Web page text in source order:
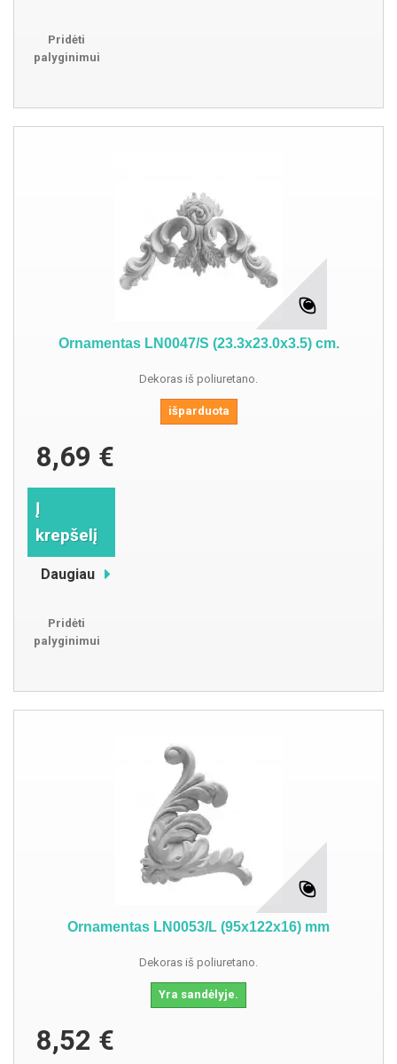
Pridėti
palyginimui
Ornamentas LN0047/S (23.3x23.0x3.5) cm.
Dekoras iš poliuretano.
išparduota
8,69 €
Į
krepšelį
Daugiau
Pridėti
palyginimui
Ornamentas LN0053/L (95x122x16) mm
Dekoras iš poliuretano.
Yra sandėlyje.
8,52 €